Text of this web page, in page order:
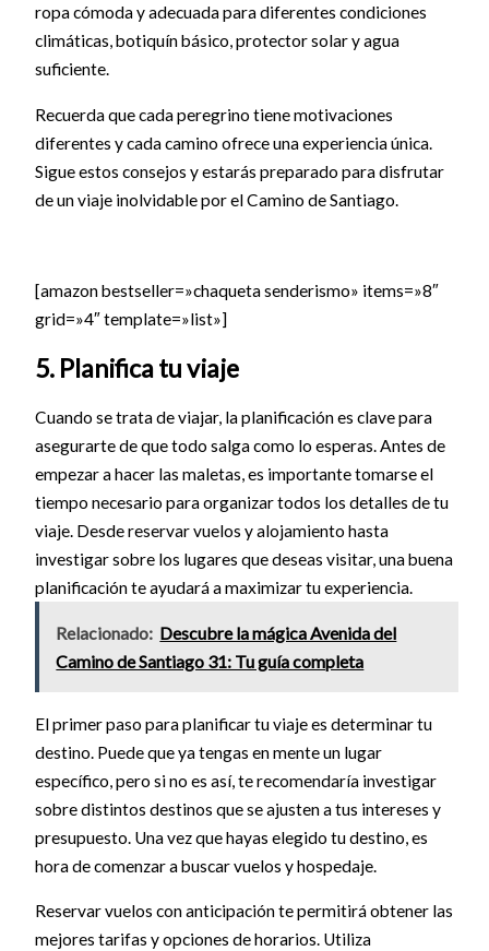
ropa cómoda y adecuada para diferentes condiciones
climáticas, botiquín básico, protector solar y agua
suficiente.
Recuerda que cada peregrino tiene motivaciones
diferentes y cada camino ofrece una experiencia única.
Sigue estos consejos y estarás preparado para disfrutar
de un viaje inolvidable por el Camino de Santiago.
[amazon bestseller=»chaqueta senderismo» items=»8″
grid=»4″ template=»list»]
5. Planifica tu viaje
Cuando se trata de viajar, la planificación es clave para
asegurarte de que todo salga como lo esperas. Antes de
empezar a hacer las maletas, es importante tomarse el
tiempo necesario para organizar todos los detalles de tu
viaje. Desde reservar vuelos y alojamiento hasta
investigar sobre los lugares que deseas visitar, una buena
planificación te ayudará a maximizar tu experiencia.
Relacionado: Descubre la mágica Avenida del
Camino de Santiago 31: Tu guía completa
El primer paso para planificar tu viaje es determinar tu
destino. Puede que ya tengas en mente un lugar
específico, pero si no es así, te recomendaría investigar
sobre distintos destinos que se ajusten a tus intereses y
presupuesto. Una vez que hayas elegido tu destino, es
hora de comenzar a buscar vuelos y hospedaje.
Reservar vuelos con anticipación te permitirá obtener las
mejores tarifas y opciones de horarios. Utiliza